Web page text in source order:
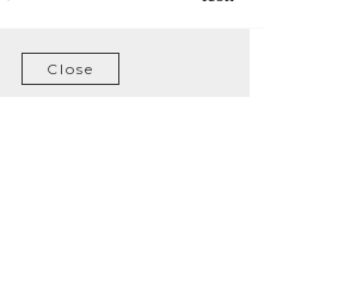
Close